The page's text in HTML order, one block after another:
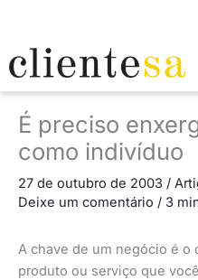
É preciso
como indivíduo
27 de outubro de 2003 /
Deixe um comentário / 3
A chave de um negócio é o
produto ou serviço que